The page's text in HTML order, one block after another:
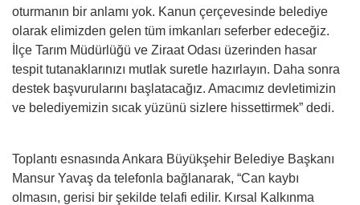
oturmanın bir anlamı yok. Kanun çerçevesinde belediye
olarak elimizden gelen tüm imkanları seferber edeceğiz.
İlçe Tarım Müdürlüğü ve Ziraat Odası üzerinden hasar
tespit tutanaklarınızı mutlak suretle hazırlayın. Daha sonra
destek başvurularını başlatacağız. Amacımız devletimizin
ve belediyemizin sıcak yüzünü sizlere hissettirmek” dedi.
Toplantı esnasında Ankara Büyükşehir Belediye Başkanı
Mansur Yavaş da telefonla bağlanarak, “Can kaybı
olmasın, gerisi bir şekilde telafi edilir. Kırsal Kalkınma